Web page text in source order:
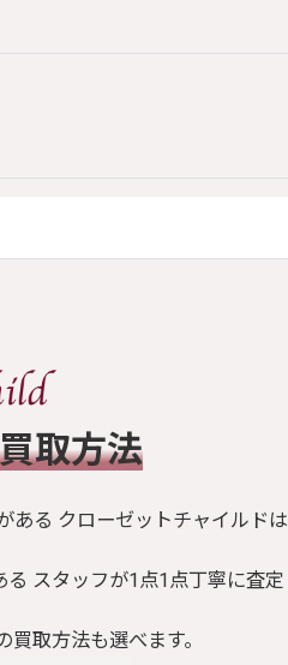
取方法
ある クローゼットチャイルドは
スタッフが1点1点丁寧に査定
取方法も選べます。